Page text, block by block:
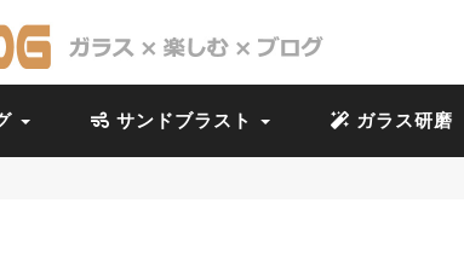
サンドブラスト ガラス研磨